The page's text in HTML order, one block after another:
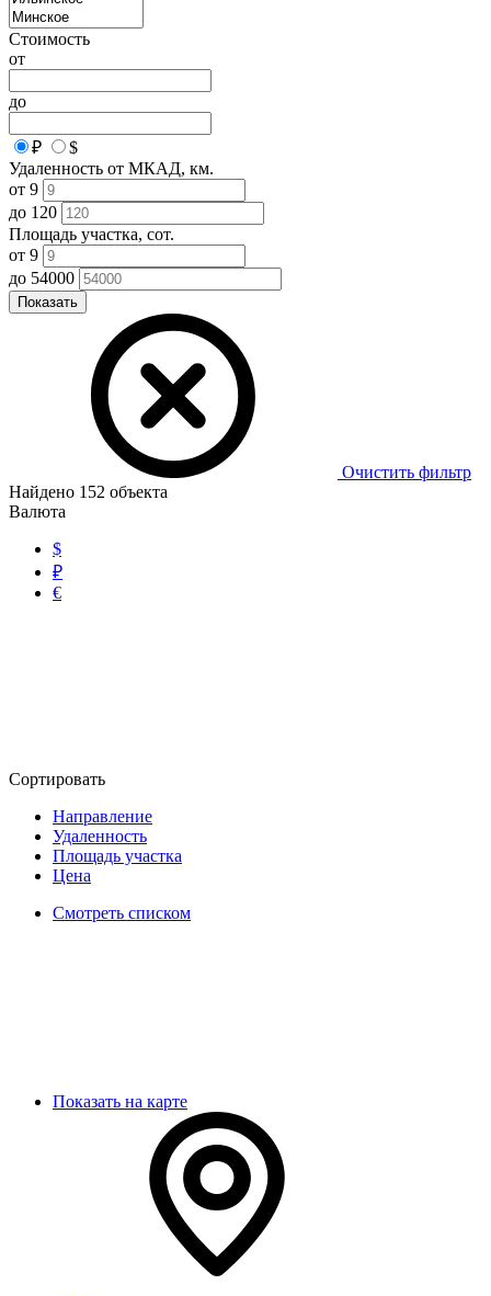
Стоимость
от
до
₽
$
Удаленность от МКАД, км.
от 9
до 120
Площадь участка, сот.
от 9
до 54000
Показать
Очистить фильтр
Найдено 152 объекта
Валюта
$
₽
€
Сортировать
Направление
Удаленность
Площадь участка
Цена
Смотреть списком
Показать на карте